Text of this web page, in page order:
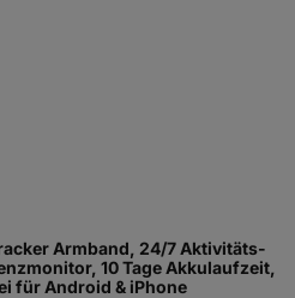
Armband, 24/7 Aktivitäts-
10 Tage Akkulaufzeit,
für Android & iPhone